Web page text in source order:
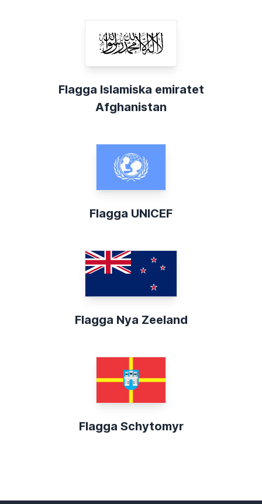
Flagga Islamiska emiratet
Afghanistan
Flagga UNICEF
Flagga Nya Zeeland
Flagga Schytomyr